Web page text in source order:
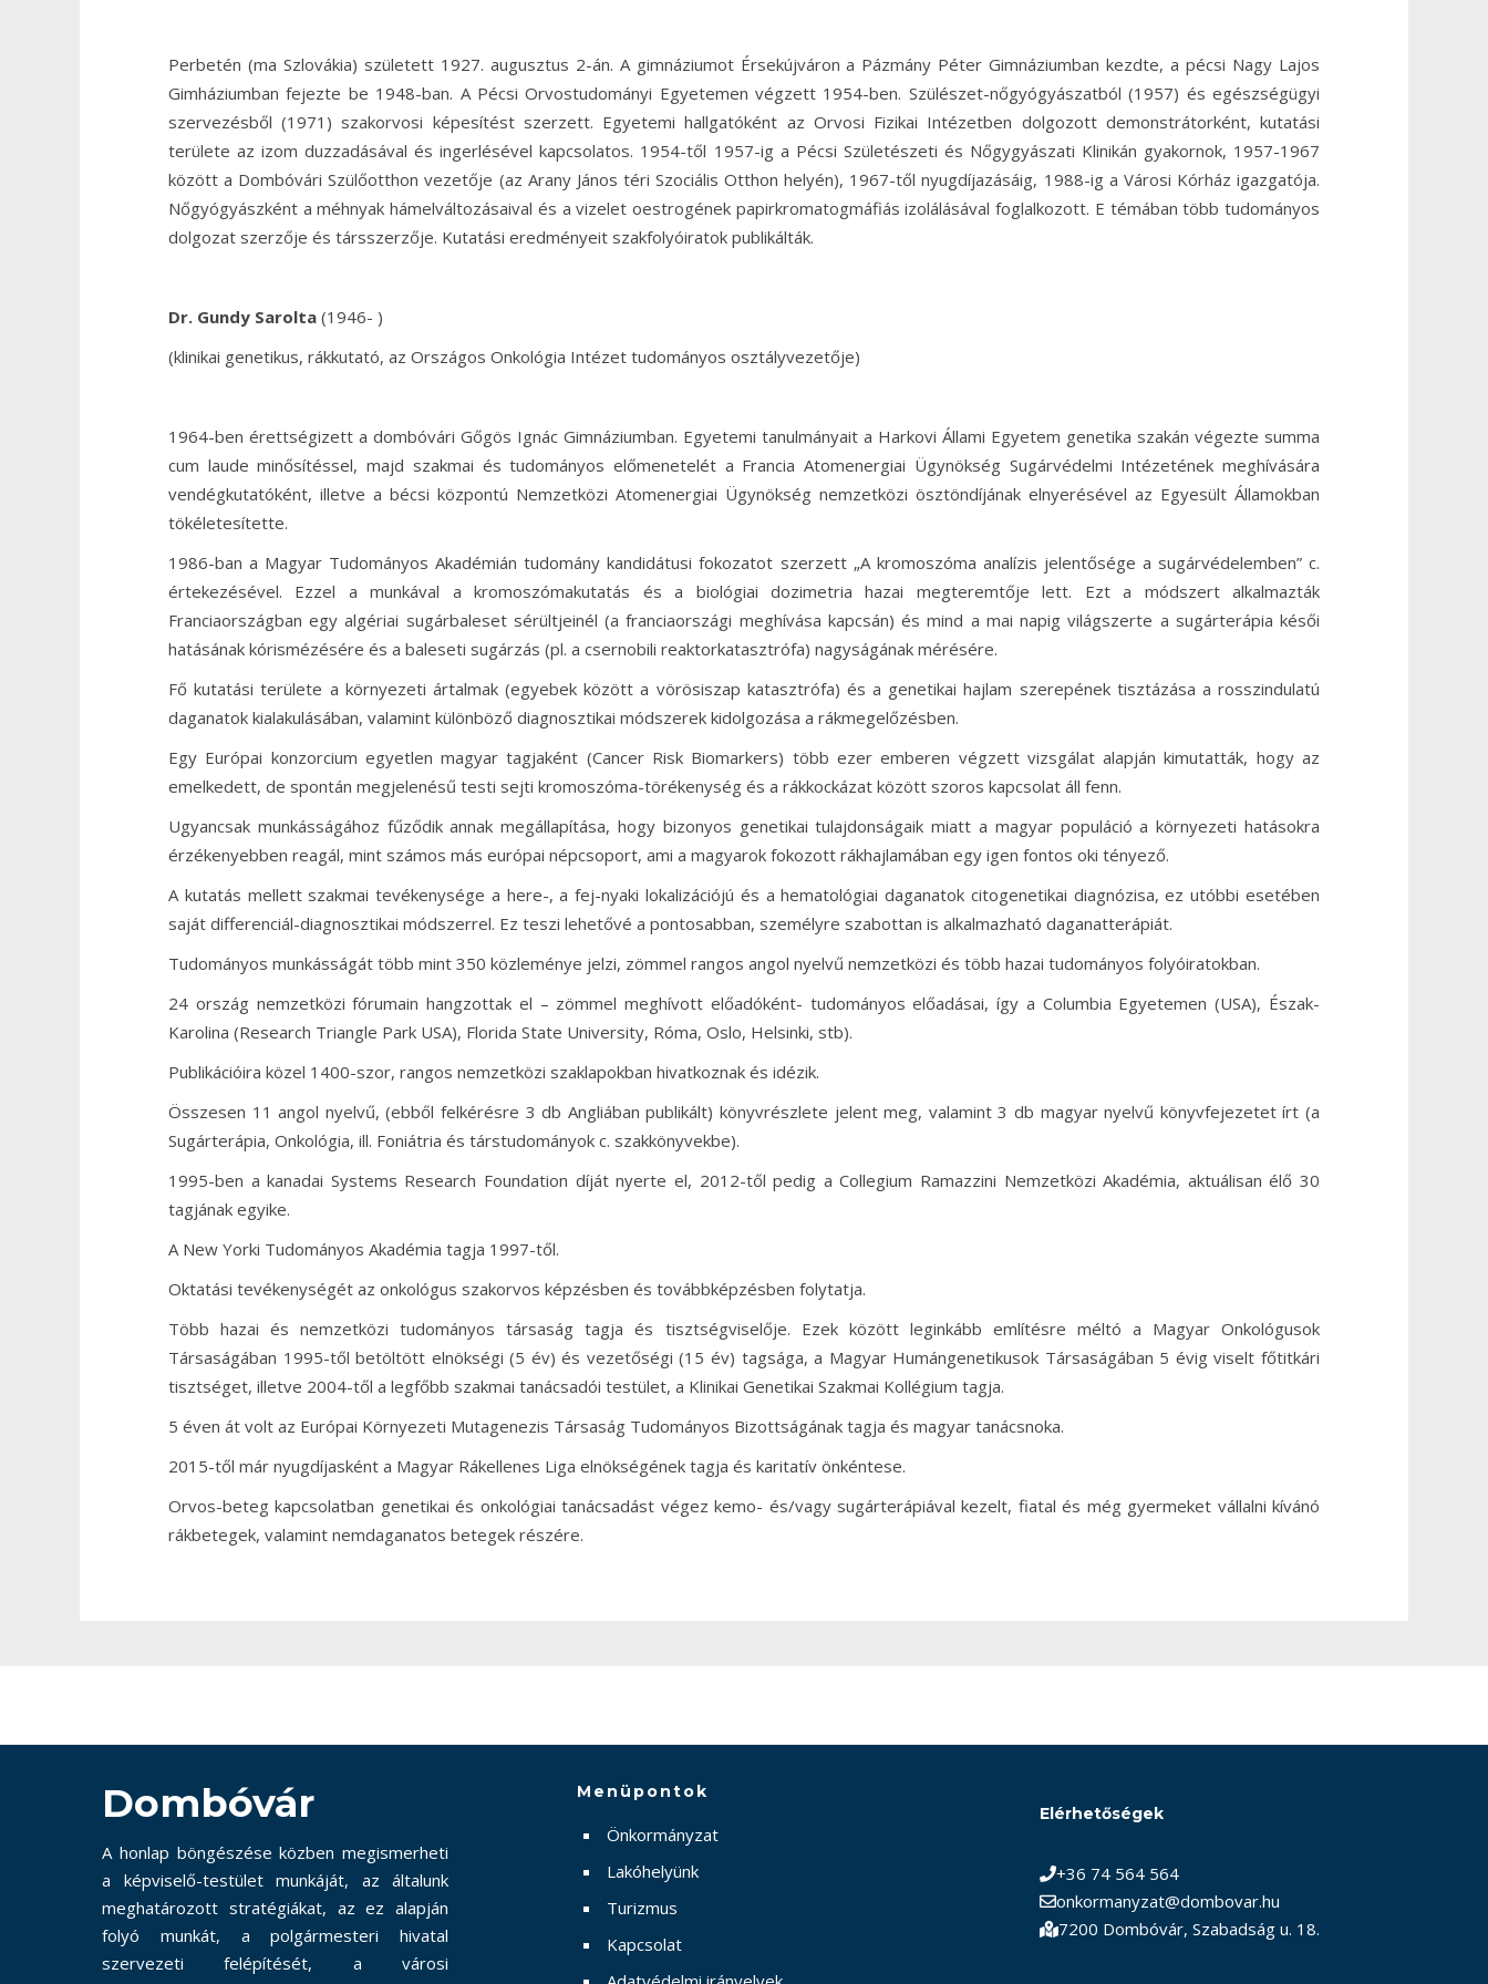
Perbetén (ma Szlovákia) született 1927. augusztus 2-án. A gimnáziumot Érsekújváron a Pázmány Péter Gimnáziumban kezdte, a pécsi Nagy Lajos
Gimháziumban fejezte be 1948-ban. A Pécsi Orvostudományi Egyetemen végzett 1954-ben. Szülészet-nőgyógyászatból (1957) és egészségügyi
szervezésből (1971) szakorvosi képesítést szerzett. Egyetemi hallgatóként az Orvosi Fizikai Intézetben dolgozott demonstrátorként, kutatási
területe az izom duzzadásával és ingerlésével kapcsolatos. 1954-től 1957-ig a Pécsi Születészeti és Nőgygyászati Klinikán gyakornok, 1957-1967
között a Dombóvári Szülőotthon vezetője (az Arany János téri Szociális Otthon helyén), 1967-től nyugdíjazásáig, 1988-ig a Városi Kórház igazgatója.
Nőgyógyászként a méhnyak hámelváltozásaival és a vizelet oestrogének papirkromatogmáfiás izolálásával foglalkozott. E témában több tudományos
dolgozat szerzője és társszerzője. Kutatási eredményeit szakfolyóiratok publikálták.
Dr. Gundy Sarolta (1946- )
(klinikai genetikus, rákkutató, az Országos Onkológia Intézet tudományos osztályvezetője)
1964-ben érettségizett a dombóvári Gőgös Ignác Gimnáziumban. Egyetemi tanulmányait a Harkovi Állami Egyetem genetika szakán végezte summa
cum laude minősítéssel, majd szakmai és tudományos előmenetelét a Francia Atomenergiai Ügynökség Sugárvédelmi Intézetének meghívására
vendégkutatóként, illetve a bécsi központú Nemzetközi Atomenergiai Ügynökség nemzetközi ösztöndíjának elnyerésével az Egyesült Államokban
tökéletesítette.
1986-ban a Magyar Tudományos Akadémián tudomány kandidátusi fokozatot szerzett „A kromoszóma analízis jelentősége a sugárvédelemben” c.
értekezésével. Ezzel a munkával a kromoszómakutatás és a biológiai dozimetria hazai megteremtője lett. Ezt a módszert alkalmazták
Franciaországban egy algériai sugárbaleset sérültjeinél (a franciaországi meghívása kapcsán) és mind a mai napig világszerte a sugárterápia késői
hatásának kórismézésére és a baleseti sugárzás (pl. a csernobili reaktorkatasztrófa) nagyságának mérésére.
Fő kutatási területe a környezeti ártalmak (egyebek között a vörösiszap katasztrófa) és a genetikai hajlam szerepének tisztázása a rosszindulatú
daganatok kialakulásában, valamint különböző diagnosztikai módszerek kidolgozása a rákmegelőzésben.
Egy Európai konzorcium egyetlen magyar tagjaként (Cancer Risk Biomarkers) több ezer emberen végzett vizsgálat alapján kimutatták, hogy az
emelkedett, de spontán megjelenésű testi sejti kromoszóma-törékenység és a rákkockázat között szoros kapcsolat áll fenn.
Ugyancsak munkásságához fűződik annak megállapítása, hogy bizonyos genetikai tulajdonságaik miatt a magyar populáció a környezeti hatásokra
érzékenyebben reagál, mint számos más európai népcsoport, ami a magyarok fokozott rákhajlamában egy igen fontos oki tényező.
A kutatás mellett szakmai tevékenysége a here-, a fej-nyaki lokalizációjú és a hematológiai daganatok citogenetikai diagnózisa, ez utóbbi esetében
saját differenciál-diagnosztikai módszerrel. Ez teszi lehetővé a pontosabban, személyre szabottan is alkalmazható daganatterápiát.
Tudományos munkásságát több mint 350 közleménye jelzi, zömmel rangos angol nyelvű nemzetközi és több hazai tudományos folyóiratokban.
24 ország nemzetközi fórumain hangzottak el – zömmel meghívott előadóként- tudományos előadásai, így a Columbia Egyetemen (USA), Észak-
Karolina (Research Triangle Park USA), Florida State University, Róma, Oslo, Helsinki, stb).
Publikációira közel 1400-szor, rangos nemzetközi szaklapokban hivatkoznak és idézik.
Összesen 11 angol nyelvű, (ebből felkérésre 3 db Angliában publikált) könyvrészlete jelent meg, valamint 3 db magyar nyelvű könyvfejezetet írt (a
Sugárterápia, Onkológia, ill. Foniátria és társtudományok c. szakkönyvekbe).
1995-ben a kanadai Systems Research Foundation díját nyerte el, 2012-től pedig a Collegium Ramazzini Nemzetközi Akadémia, aktuálisan élő 30
tagjának egyike.
A New Yorki Tudományos Akadémia tagja 1997-től.
Oktatási tevékenységét az onkológus szakorvos képzésben és továbbképzésben folytatja.
Több hazai és nemzetközi tudományos társaság tagja és tisztségviselője. Ezek között leginkább említésre méltó a Magyar Onkológusok
Társaságában 1995-től betöltött elnökségi (5 év) és vezetőségi (15 év) tagsága, a Magyar Humángenetikusok Társaságában 5 évig viselt főtitkári
tisztséget, illetve 2004-től a legfőbb szakmai tanácsadói testület, a Klinikai Genetikai Szakmai Kollégium tagja.
5 éven át volt az Európai Környezeti Mutagenezis Társaság Tudományos Bizottságának tagja és magyar tanácsnoka.
2015-től már nyugdíjasként a Magyar Rákellenes Liga elnökségének tagja és karitatív önkéntese.
Orvos-beteg kapcsolatban genetikai és onkológiai tanácsadást végez kemo- és/vagy sugárterápiával kezelt, fiatal és még gyermeket vállalni kívánó
rákbetegek, valamint nemdaganatos betegek részére.
Dombóvár
A honlap böngészése közben megismerheti
a képviselő-testület munkáját, az általunk
meghatározott stratégiákat, az ez alapján
folyó munkát, a polgármesteri hivatal
szervezeti felépítését, a városi
Menüpontok
Önkormányzat
Lakóhelyünk
Turizmus
Kapcsolat
Elérhetőségek
+36 74 564 564
onkormanyzat@dombovar.hu
7200 Dombóvár, Szabadság u. 18.